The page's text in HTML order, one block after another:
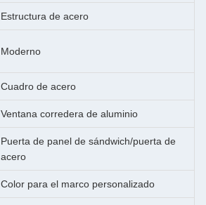
Estructura de acero
Moderno
Cuadro de acero
Ventana corredera de aluminio
Puerta de panel de sándwich/puerta de
acero
Color para el marco personalizado